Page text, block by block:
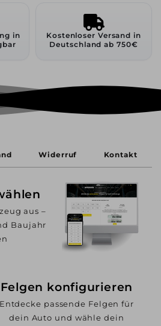
in
Kostenloser Versand in
Deutschland ab 750€
Widerruf Kontakt
aus –
Baujahr
Felgen konfigurieren
Entdecke passende Felgen für
dein Auto und wähle dein